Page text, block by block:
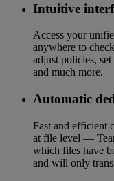
Intuitive
Access your
anywhere to
adjust policies,
and much more.
Automatic
Fast and efficient
at file level —
which files have
and will only